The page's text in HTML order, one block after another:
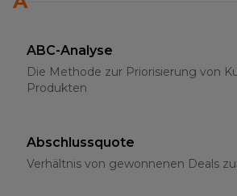
ABC-Analyse
Die Methode zur Priorisierung von
Produkten
Abschlussquote
Verhältnis von gewonnenen Deals